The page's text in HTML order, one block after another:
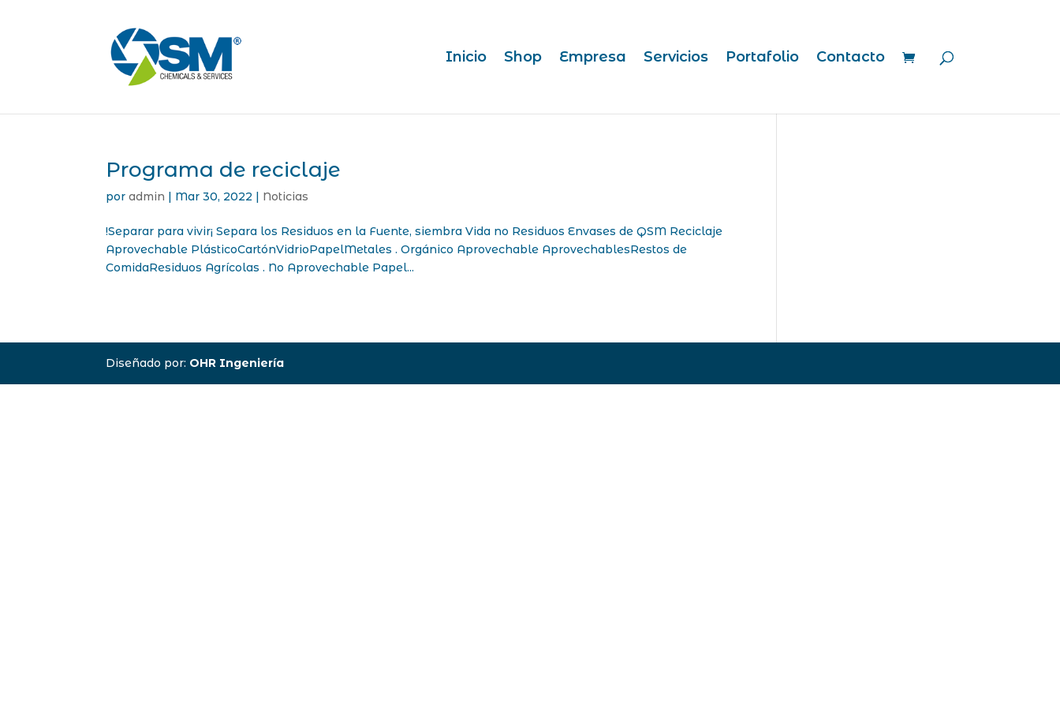
Inicio Shop Empresa Servicios Portafolio Contacto
Programa de reciclaje
poradmin | Mar 30, 2022 | Noticias
!Separar para vivir¡ Separa los Residuos en la Fuente, siembra Vida no Residuos Envases de QSM Reciclaje
Aprovechable PlásticoCartónVidrioPapelMetales . Orgánico Aprovechable AprovechablesRestos de
ComidaResiduos Agrícolas . No Aprovechable Papel...
Diseñado por: OHR Ingeniería